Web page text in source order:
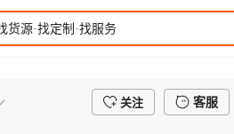
关注 客服